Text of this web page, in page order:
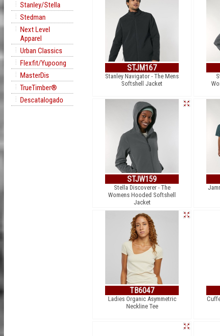
Stanley/Stella
Stedman
Next Level
Apparel
Urban Classics
Flexfit/Yupoong
MasterDis
TrueTimber®
Descatalogado
STJM167
Stanley Navigator - The Mens
Softshell Jacket
STJW159
Stella Discoverer - The
Womens Hooded Softshell
Jacket
TB6047
Ladies Organic Asymmetric
Neckline Tee